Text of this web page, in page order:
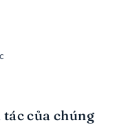
của chúng